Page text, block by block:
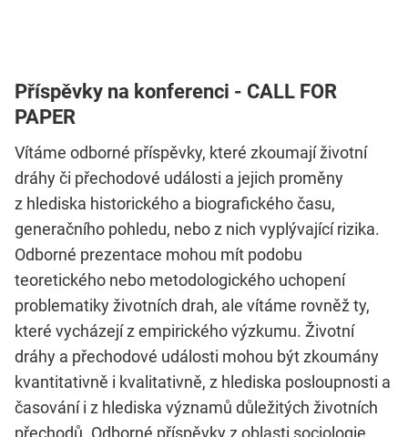
Příspěvky na konferenci - CALL FOR
PAPER
Vítáme odborné příspěvky, které zkoumají životní
dráhy či přechodové události a jejich proměny
z hlediska historického a biografického času,
generačního pohledu, nebo z nich vyplývající rizika.
Odborné prezentace mohou mít podobu
teoretického nebo metodologického uchopení
problematiky životních drah, ale vítáme rovněž ty,
které vycházejí z empirického výzkumu. Životní
dráhy a přechodové události mohou být zkoumány
kvantitativně i kvalitativně, z hlediska posloupnosti a
časování i z hlediska významů důležitých životních
přechodů. Odborné příspěvky z oblasti sociologie,